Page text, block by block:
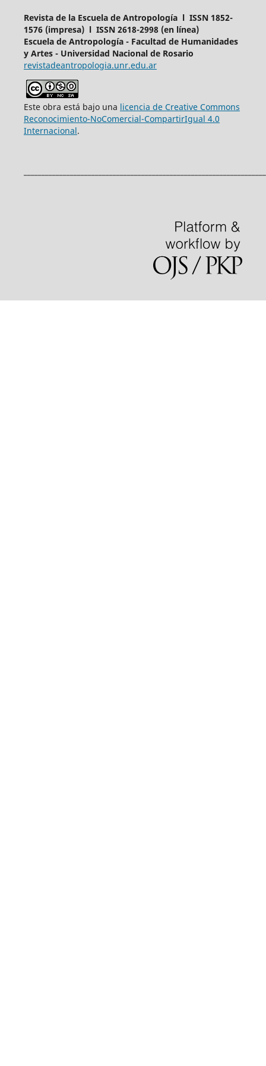
Revista de la Escuela de Antropología l ISSN 1852-
1576 (impresa) l ISSN 2618-2998 (en línea)
Escuela de Antropología - Facultad de Humanidades
y Artes - Universidad Nacional de Rosario
revistadeantropologia.unr.edu.ar
Este obra está bajo una licencia de Creative Commons
Reconocimiento-NoComercial-CompartirIgual 4.0
Internacional.